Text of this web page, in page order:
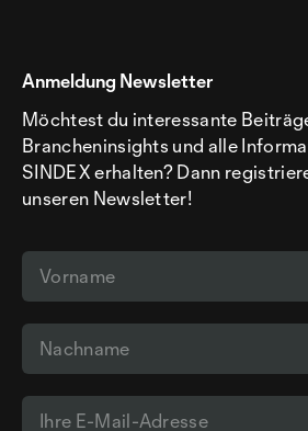
Anmeldung Newsletter
Möchtest du interessante
Brancheninsights und alle
SINDEX erhalten? Dann
unseren Newsletter!